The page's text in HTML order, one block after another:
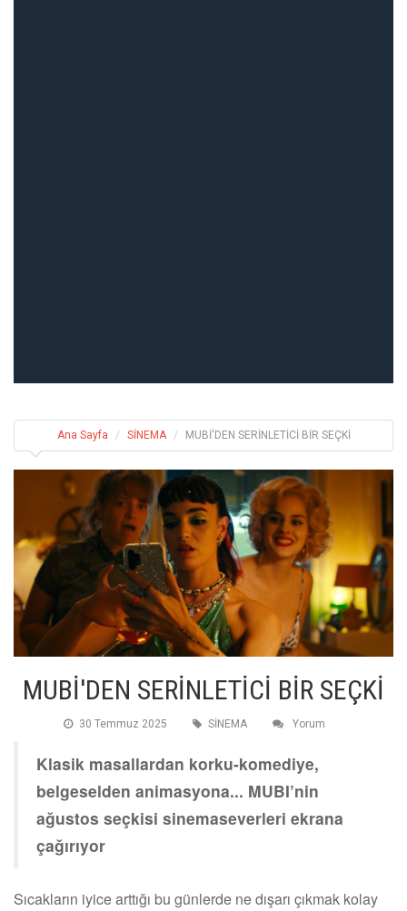
Ana Sayfa SİNEMA MUBİ'DEN SERİNLETİCİ BİR SEÇKİ
MUBİ'DEN SERİNLETİCİ BİR SEÇKİ
30 Temmuz 2025 SİNEMA Yorum
Klasik masallardan korku-komediye,
belgeselden animasyona... MUBI’nin
ağustos seçkisi sinemaseverleri ekrana
çağırıyor
Sıcakların iyice arttığı bu günlerde ne dışarı çıkmak kolay